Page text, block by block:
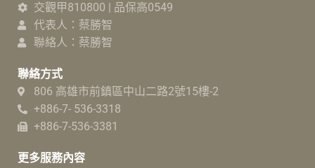
交觀甲810800 | 品保高0549
代表人：蔡勝智
聯絡人：蔡勝智
聯絡方式
806 高雄市前鎮區中山二路2號15樓-2
+886-7- 536-3318
+886-7-536-3381
更多服務內容